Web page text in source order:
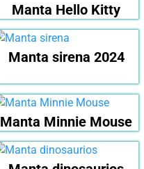
Manta Hello Kitty
Manta sirena 2024
Manta Minnie Mouse